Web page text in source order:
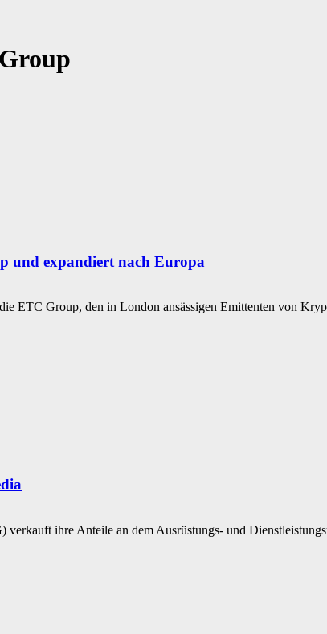
und expandiert nach Europa
ETC Group, den in London ansässigen Emittenten von
ihre Anteile an dem Ausrüstungs- und